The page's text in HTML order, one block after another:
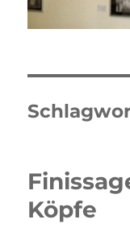
Köpfe